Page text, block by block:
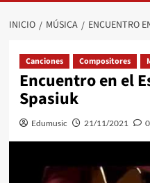
INICIO MÚSICA ENCUENTRO
Canciones Compositores
Encuentro en el
Spasiuk
Edumusic 21/11/2021 0